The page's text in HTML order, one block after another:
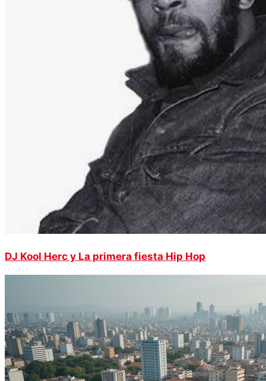
DJ Kool Herc y La primera fiesta Hip Hop